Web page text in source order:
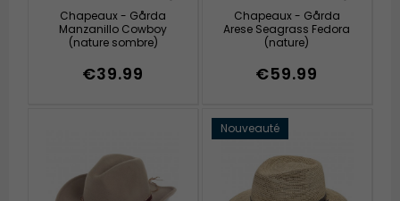
Chapeaux - Gårda
Manzanillo Cowboy
(nature sombre)
€39.99
Chapeaux - Gårda
Arese Seagrass Fedora
(nature)
€59.99
Nouveauté